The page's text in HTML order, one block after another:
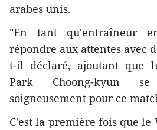
arabes unis.
"En tant qu'entraîneur
répondre aux attentes avec
t-il déclaré, ajoutant que
Park Choong-kyun
soigneusement pour ce
C'est la première fois que